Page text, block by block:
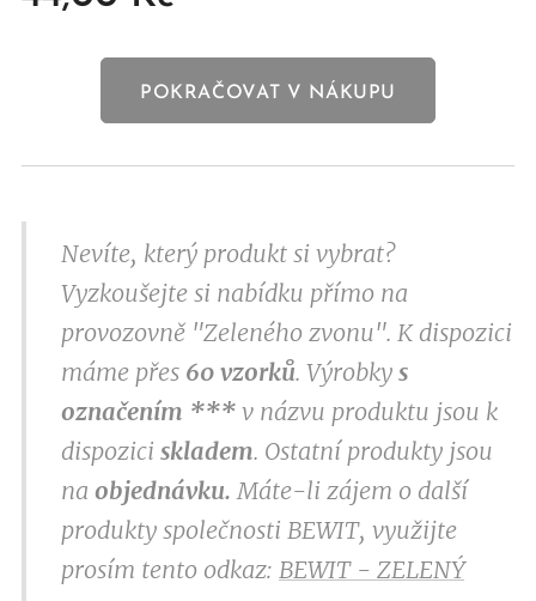
POKRAČOVAT V NÁKUPU
Nevíte, který produkt si vybrat?
Vyzkoušejte si nabídku přímo na
provozovně "Zeleného zvonu". K dispozici
máme přes 60 vzorků. Výrobky s
označením *** v názvu produktu jsou k
dispozici skladem. Ostatní produkty jsou
na objednávku. Máte-li zájem o další
produkty společnosti BEWIT, využijte
prosím tento odkaz: BEWIT - ZELENÝ